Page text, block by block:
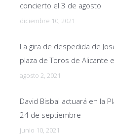
concierto el 3 de agosto
diciembre 10, 2021
La gira de despedida de
plaza de Toros de Alicante
agosto 2, 2021
David Bisbal actuará en la
24 de septiembre
junio 10, 2021